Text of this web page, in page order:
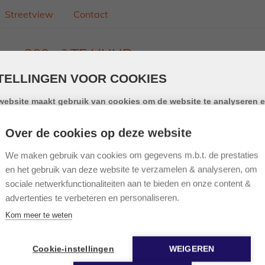
Streetview Contact
200m² TE HUUR
een bedrijfsgebouw met 7 industriële units gelegen op
aansluiting op de snelwegen E313 en E314.
zijn naar loodsen/bedrijfsruimte/opslag of ateliers van
en twee aparte toegangsdeuren, glaspartij voor
Over de cookies op deze website
We maken gebruik van cookies om gegevens m.b.t. de prestaties
en het gebruik van deze website te verzamelen & analyseren, om
sociale netwerkfunctionaliteiten aan te bieden en onze content &
advertenties te verbeteren en personaliseren.
Kom meer te weten
Cookie-instellingen WEIGEREN
VOOR COOKIES
maakt gebruik van cookies om de website te analyseren
te vergroten. Door gebruik te maken van deze website
voor het gebruik van cookies.
is een klein tekstbestand dat, bij het eerste bezoek aan deze
in de browser van uw computer, tablet of smartphone. Deze
gebruikt cookies om de gebruikservaring technisch te verbeteren, om
van onder andere het aantal bezoeken bij te houden en om uw
website verder op te volgen op sociale media.
over onze cookies
cookies